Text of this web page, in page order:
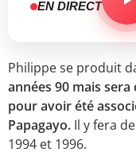
EN DIRECT
Philippe se produit
années 90 mais
pour avoir été
Papagayo. Il y fera
1994 et 1996.